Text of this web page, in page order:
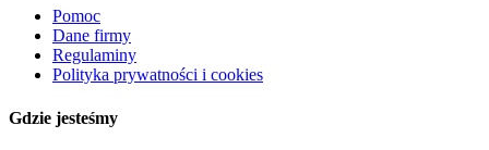
Pomoc
Dane firmy
Regulaminy
Polityka prywatności i cookies
Gdzie jesteśmy